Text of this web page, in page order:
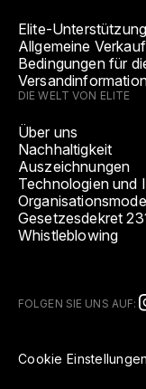
Elite-Unterstützung
Allgemeine
Bedingungen für
DIE WELT VON ELITE
Über uns
Nachhaltigkeit
Auszeichnungen
Technologien und
Gesetzesdekret
Whistleblowing
FOLGEN SIE UNS AUF:
Cookie Einstellungen